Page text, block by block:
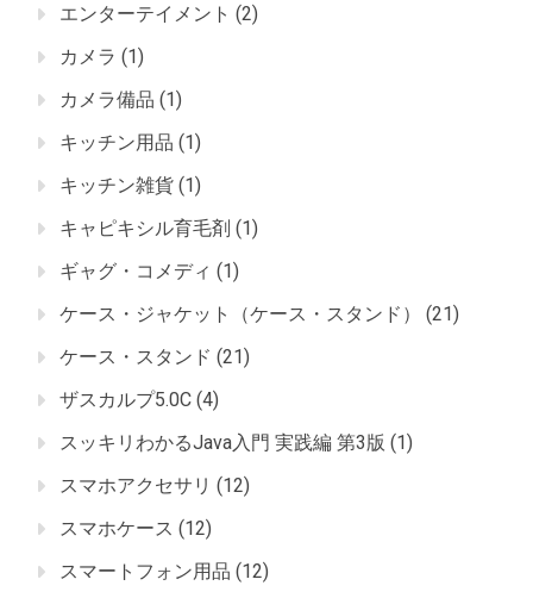
エンターテイメント (2)
カメラ (1)
カメラ備品 (1)
キッチン用品 (1)
キッチン雑貨 (1)
キャピキシル育毛剤 (1)
ギャグ・コメディ (1)
ケース・ジャケット（ケース・スタンド）
(21)
ケース・スタンド (21)
ザスカルプ5.0C (4)
スッキリわかるJava入門 実践編 第3版 (1)
スマホアクセサリ (12)
スマホケース (12)
スマートフォン用品 (12)